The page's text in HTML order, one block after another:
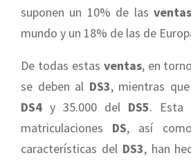
suponen un 10% de lasventas
mundo y un 18% de las de
De todas estas ventas, en
se deben al DS3, mientras
DS4 y 35.000 del DS5. Esta
matriculaciones DS, así
características del DS3, han